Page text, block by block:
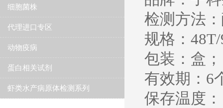
细胞菌株
代理进口专区
动物疫病
蛋白相关试剂
虾类水产病原体检测系列
检测方法
规格：
包装：盒；
有效期： 6
保存温度 ：